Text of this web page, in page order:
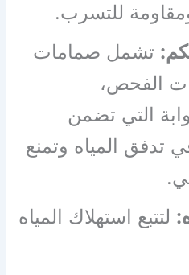
للتسرب.
تشمل صمامات
الفحص،
التي تضمن
تدفق المياه وتمنع
لتتبع استهلاك المياه